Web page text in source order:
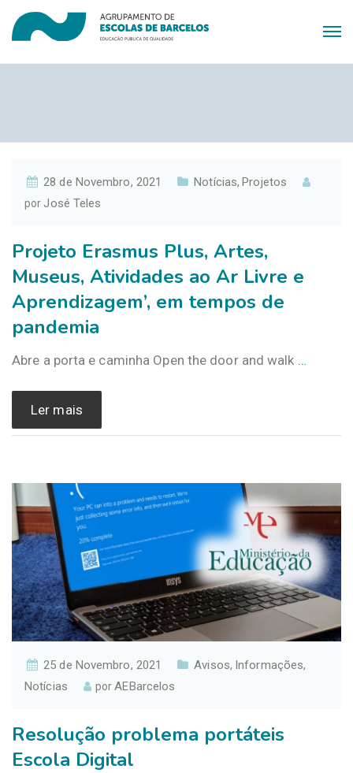
28 de Novembro, 2021 Notícias, Projetos
porJosé Teles
Projeto Erasmus Plus, Artes,
Museus, Atividades ao Ar Livre e
Aprendizagem’, em tempos de
pandemia
Abre a porta e caminha Open the door and walk …
Ler mais
25 de Novembro, 2021 Avisos, Informações,
Notícias porAEBarcelos
Resolução problema portáteis
Escola Digital